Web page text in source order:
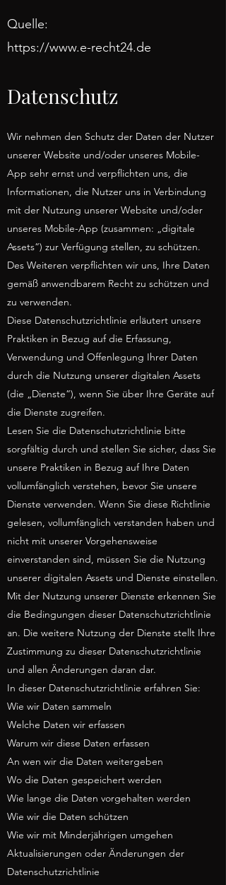
Quelle:
https://www.e-recht24.de
Datenschutz
Wir nehmen den Schutz der Daten der Nutzer
unserer Website und/oder unseres Mobile-
App sehr ernst und verpflichten uns, die
Informationen, die Nutzer uns in Verbindung
mit der Nutzung unserer Website und/oder
unseres Mobile-App (zusammen: „digitale
Assets“) zur Verfügung stellen, zu schützen.
Des Weiteren verpflichten wir uns, Ihre Daten
gemäß anwendbarem Recht zu schützen und
zu verwenden.
Diese Datenschutzrichtlinie erläutert unsere
Praktiken in Bezug auf die Erfassung,
Verwendung und Offenlegung Ihrer Daten
durch die Nutzung unserer digitalen Assets
(die „Dienste“), wenn Sie über Ihre Geräte auf
die Dienste zugreifen.
Lesen Sie die Datenschutzrichtlinie bitte
sorgfältig durch und stellen Sie sicher, dass Sie
unsere Praktiken in Bezug auf Ihre Daten
vollumfänglich verstehen, bevor Sie unsere
Dienste verwenden. Wenn Sie diese Richtlinie
gelesen, vollumfänglich verstanden haben und
nicht mit unserer Vorgehensweise
einverstanden sind, müssen Sie die Nutzung
unserer digitalen Assets und Dienste einstellen.
Mit der Nutzung unserer Dienste erkennen Sie
die Bedingungen dieser Datenschutzrichtlinie
an. Die weitere Nutzung der Dienste stellt Ihre
Zustimmung zu dieser Datenschutzrichtlinie
und allen Änderungen daran dar.
In dieser Datenschutzrichtlinie erfahren Sie:
Wie wir Daten sammeln
Welche Daten wir erfassen
Warum wir diese Daten erfassen
An wen wir die Daten weitergeben
Wo die Daten gespeichert werden
Wie lange die Daten vorgehalten werden
Wie wir die Daten schützen
Wie wir mit Minderjährigen umgehen
Aktualisierungen oder Änderungen der
Datenschutzrichtlinie